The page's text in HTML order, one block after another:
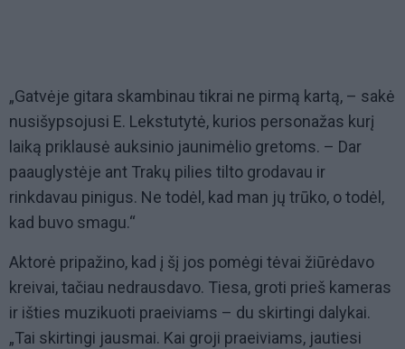
„Gatvėje gitara skambinau tikrai ne pirmą kartą, – sakė
nusišypsojusi E. Lekstutytė, kurios personažas kurį
laiką priklausė auksinio jaunimėlio gretoms. – Dar
paauglystėje ant Trakų pilies tilto grodavau ir
rinkdavau pinigus. Ne todėl, kad man jų trūko, o todėl,
kad buvo smagu.“
Aktorė pripažino, kad į šį jos pomėgi tėvai žiūrėdavo
kreivai, tačiau nedrausdavo. Tiesa, groti prieš kameras
ir išties muzikuoti praeiviams – du skirtingi dalykai.
„Tai skirtingi jausmai. Kai groji praeiviams, jautiesi